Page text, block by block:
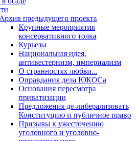
Архив предыдущего проекта
Крупные мероприятия
консервативного толка
Курьезы
Национальная идея,
антивестернизм, империализм
О странностях любви...
Оправдания дела ЮКОСа
Основания пересмотра
приватизации
Предложения де-либерализовать
Конституцию и публичное право
Призывы к ужесточению
уголовного и уголовно-